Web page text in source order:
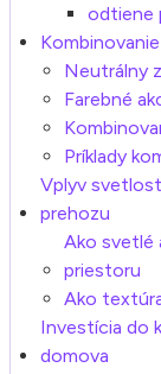
odtiene
Neutrálny
Farebné
Príklady
Vplyv
prehozu
Ako svetlé
priestoru
Ako
Investícia do
domova